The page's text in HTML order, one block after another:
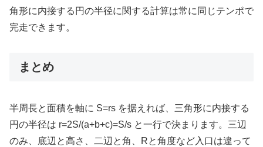
角形に内接する円の半径に関する計算は常に同じテンポで
完走できます。
まとめ
半周長と面積を軸に S=rs を据えれば、三角形に内接する
円の半径は r=2S/(a+b+c)=S/s と一行で決まります。三辺
のみ、底辺と高さ、二辺と角、Rと角度など入口は違って